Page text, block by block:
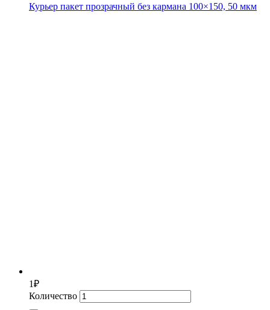
Курьер пакет прозрачный без кармана 100×150, 50 мкм
1₽
Количество